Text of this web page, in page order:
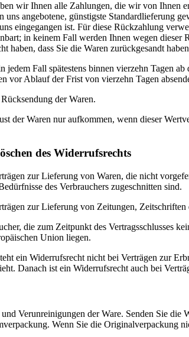
wir Ihnen alle Zahlungen, die wir von Ihnen
angebotene, günstigste Standardlieferung
eingegangen ist. Für diese Rückzahlung
in keinem Fall werden Ihnen wegen
haben, dass Sie die Waren zurückgesandt
jedem Fall spätestens binnen vierzehn Tagen
vor Ablauf der Frist von vierzehn Tagen
der Waren.
der Waren nur aufkommen, wenn dieser
des Widerrufsrechts
zur Lieferung von Waren, die nicht
des Verbrauchers zugeschnitten sind.
zur Lieferung von Zeitungen,
die zum Zeitpunkt des Vertragsschlusses
Union liegen.
ein Widerrufsrecht nicht bei Verträgen zur
Danach ist ein Widerrufsrecht auch bei
Verunreinigungen der Ware. Senden Sie
Wenn Sie die Originalverpackung